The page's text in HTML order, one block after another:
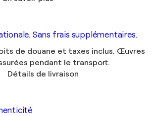
Sans frais supplémentaires.
de douane et taxes inclus. Œuvres
pendant le transport.
Détails de livraison